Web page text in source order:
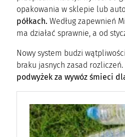
opakowania w sklepie lub
półkach. Według zapewnień
ma działać sprawnie, a od
Nowy system budzi
braku jasnych zasad
podwyżek za wywóz śmieci